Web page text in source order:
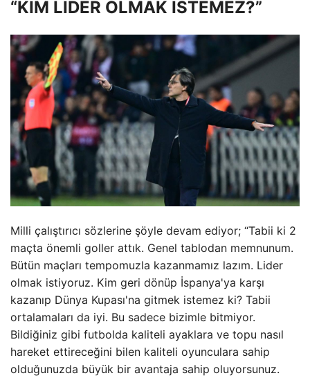
“KİM LİDER OLMAK İSTEMEZ?”
Milli çalıştırıcı sözlerine şöyle devam ediyor; “Tabii ki 2
maçta önemli goller attık. Genel tablodan memnunum.
Bütün maçları tempomuzla kazanmamız lazım. Lider
olmak istiyoruz. Kim geri dönüp İspanya'ya karşı
kazanıp Dünya Kupası'na gitmek istemez ki? Tabii
ortalamaları da iyi. Bu sadece bizimle bitmiyor.
Bildiğiniz gibi futbolda kaliteli ayaklara ve topu nasıl
hareket ettireceğini bilen kaliteli oyunculara sahip
olduğunuzda büyük bir avantaja sahip oluyorsunuz.